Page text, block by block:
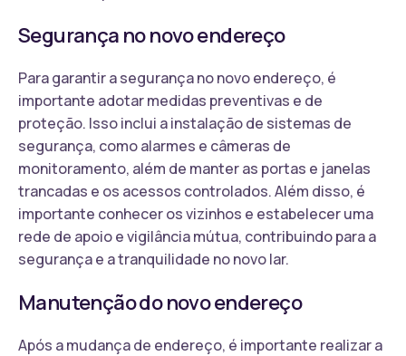
Segurança no novo endereço
Para garantir a segurança no novo endereço, é
importante adotar medidas preventivas e de
proteção. Isso inclui a instalação de sistemas de
segurança, como alarmes e câmeras de
monitoramento, além de manter as portas e janelas
trancadas e os acessos controlados. Além disso, é
importante conhecer os vizinhos e estabelecer uma
rede de apoio e vigilância mútua, contribuindo para a
segurança e a tranquilidade no novo lar.
Manutenção do novo endereço
Após a mudança de endereço, é importante realizar a